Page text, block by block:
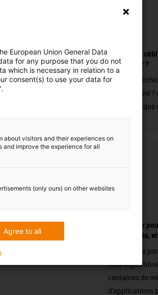
Acheter un
connecteur ?
Vous
confectionné
notre boutique
fournisseur
composants,
Les chaînes
sont déjà
centaines de
d'applications
European Union General Data
for any purpose that you do not
which is necessary in relation to a
consent(s) to use your data for
about visitors and their experiences on
and improve the experience for all
(only ours) on other websites
Agree to all